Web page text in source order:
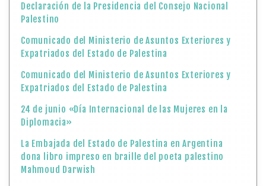
Declaración de la Presidencia del Consejo Nacional
Palestino
Comunicado del Ministerio de Asuntos Exteriores y
Expatriados del Estado de Palestina
Comunicado del Ministerio de Asuntos Exteriores y
Expatriados del Estado de Palestina
24 de junio «Día Internacional de las Mujeres en la
Diplomacia»
La Embajada del Estado de Palestina en Argentina
dona libro impreso en braille del poeta palestino
Mahmoud Darwish